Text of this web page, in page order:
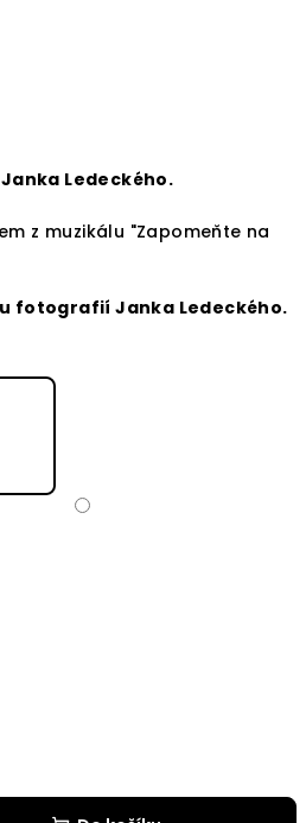
Ledeckého.
z muzikálu "Zapomeňte na
fotografií Janka Ledeckého.